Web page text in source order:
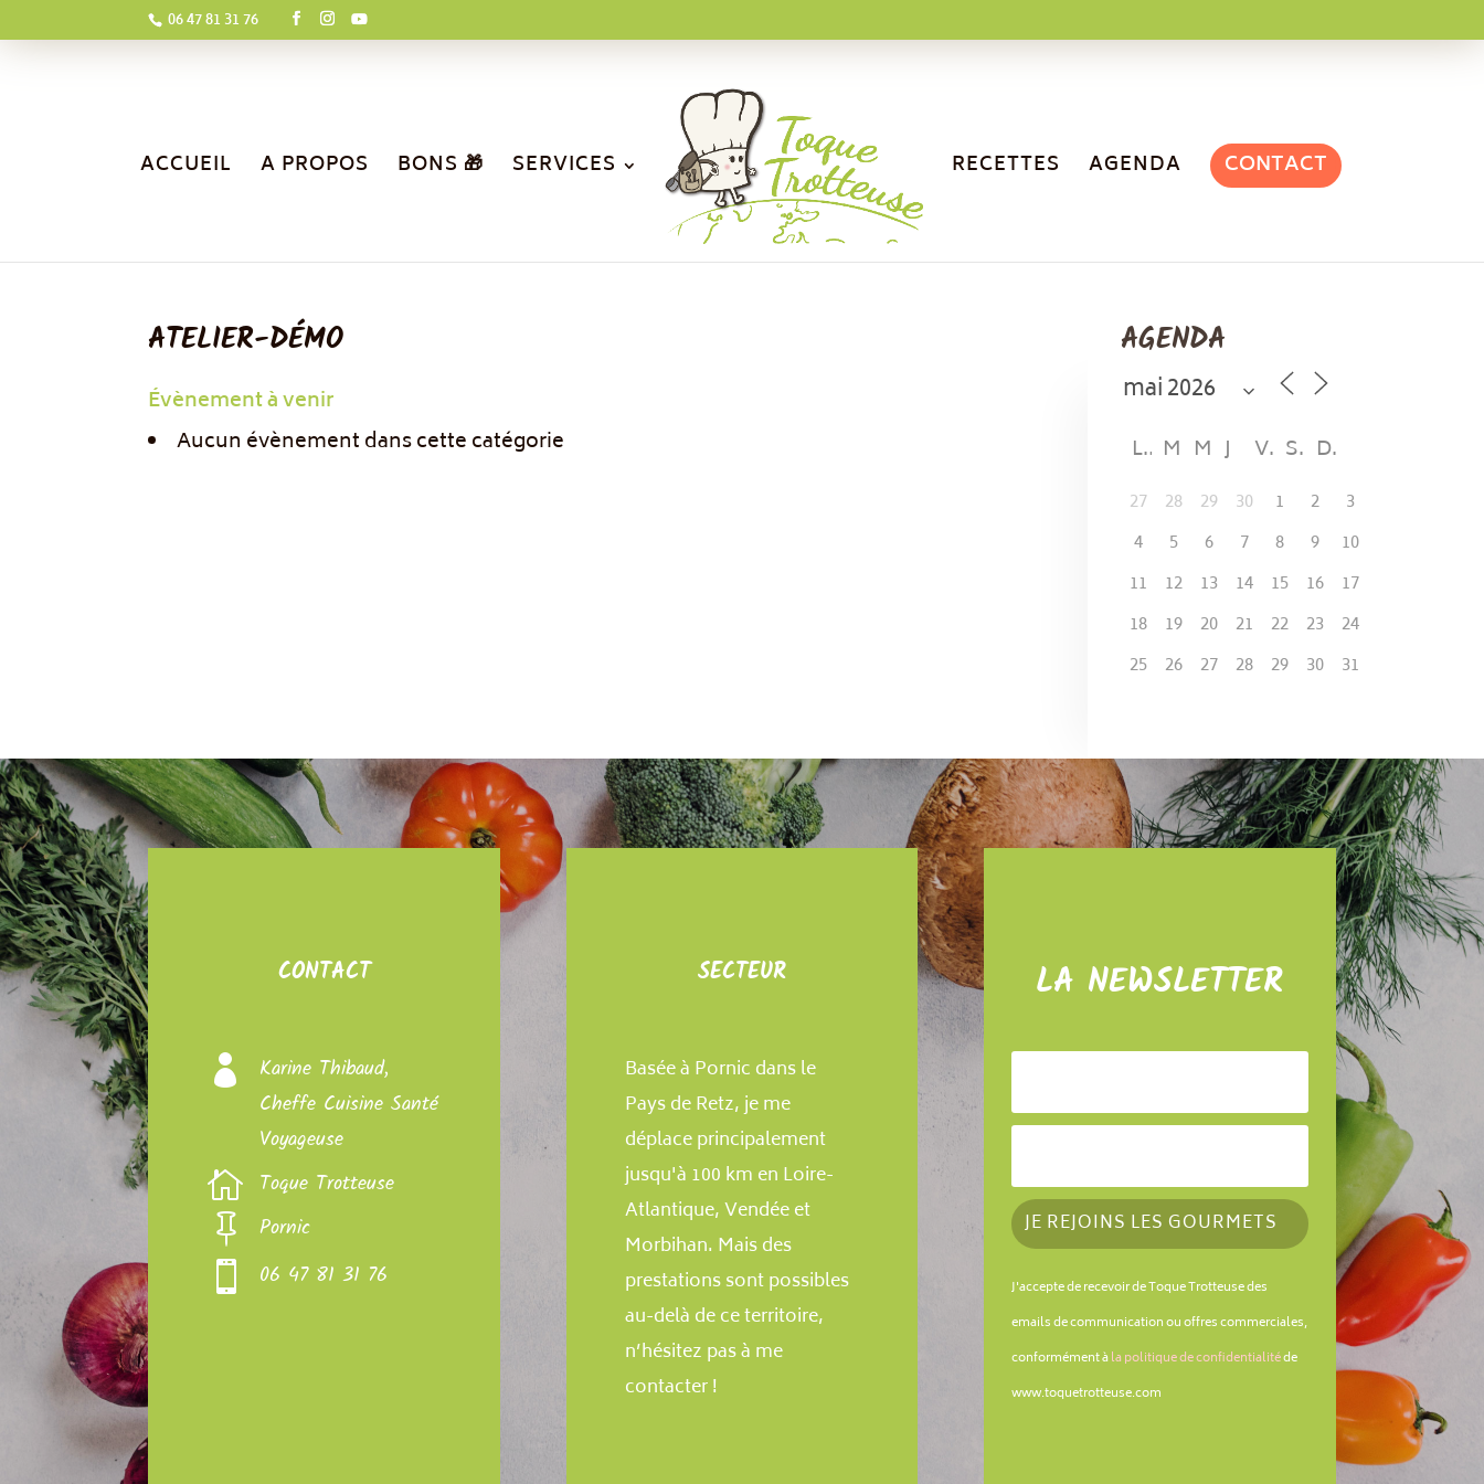
06 47 81 31 76
ACCUEIL A PROPOS BONS 🎁 SERVICES RECETTES AGENDA CONTACT
ATELIER-DÉMO
Évènement à venir
Aucun évènement dans cette catégorie
AGENDA
L M MJ V S D
27 28 29 30 1 2
3
4
5 6 7 8 9
10
11
12 13 14 15 16
17
18
19 20 21 22 23
24
25
26 27 28 29 30 31
CONTACT

Karine Thibaud,
Cheffe Cuisine Santé
Voyageuse
 Toque Trotteuse
 Pornic
 06 47 81 31 76
SECTEUR
Basée à Pornic dans le
Pays de Retz, je me
déplace principalement
jusqu'à 100 km en Loire-
Atlantique, Vendée et
Morbihan. Mais des
prestations sont possibles
au-delà de ce territoire,
n’hésitez pas à me
contacter !
LA NEWSLETTER
JE REJOINS LES GOURMETS
J'accepte de recevoir de Toque Trotteuse des
emails de communication ou offres commerciales,
conformément àla politique de confidentialitéde
www.toquetrotteuse.com